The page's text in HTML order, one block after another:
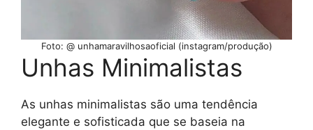
Foto: @ unhamaravilhosaoficial (instagram/produção)
Unhas Minimalistas
As unhas minimalistas são uma tendência
elegante e sofisticada que se baseia na